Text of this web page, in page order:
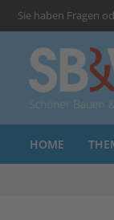
Sie haben Fragen
HOME